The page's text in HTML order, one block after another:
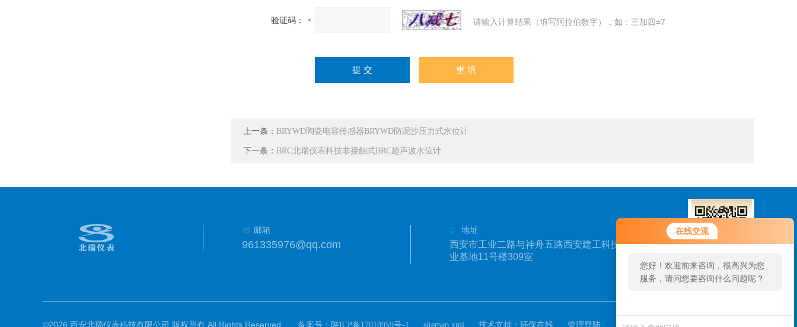
在线交流
您好！欢迎前来咨询，很高兴为您
服务，请问您要咨询什么问题呢？
您好，看您停留很久了，是否找到
了需求产品，您可以直接在线与我
验证码： 请输入计算结果（填写阿拉伯数字），如：三加四=7
上一条： BRYWD陶瓷电容传感器BRYWD防泥沙压力式水位计
下一条： BRC北瑞仪表科技非接触式BRC超声波水位计
邮箱
961335976@qq.com
地址
西安市工业二路与神舟五路西安建工科技创
业基地11号楼309室
扫一扫，关注我们
©2026 西安北瑞仪表科技有限公司 版权所有 All Rights Reserved. 备案号： 陕ICP备17010959号-1 sitemap.xml 技术支持： 环保在线 管理登陆